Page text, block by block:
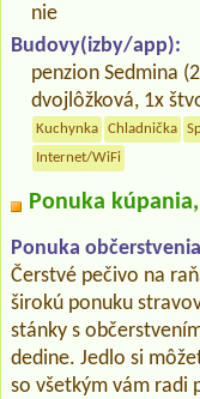
nie
Budovy(izby/app):
penzion Sedmina
dvojlôžková, 1x
Kuchynka Chladnička
Internet/WiFi
Ponuka
Ponuka
Čerstvé pečivo na
širokú ponuku
stánky s
dedine. Jedlo si
so všetkým vám radi